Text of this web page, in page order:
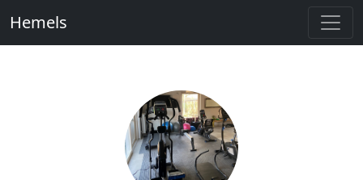
Hemels